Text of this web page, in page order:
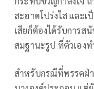
สะอาดโปร่งใส และเ
เสียก็ต้องได้รับการ
สมฐานะรูป ที่ตัวเอง
สำหรับกรณีที่พรรคฝ่